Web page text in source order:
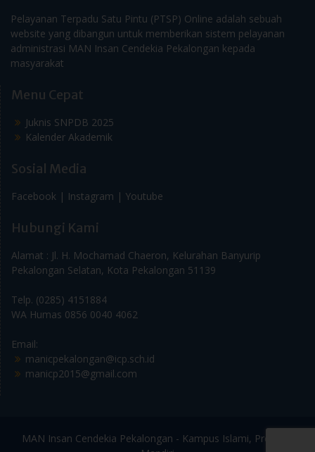
Pelayanan Terpadu Satu Pintu (PTSP) Online adalah sebuah
website yang dibangun untuk memberikan sistem pelayanan
administrasi MAN Insan Cendekia Pekalongan kepada
masyarakat
Menu Cepat
Juknis SNPDB 2025
Kalender Akademik
Sosial Media
Facebook | Instagram | Youtube
Hubungi Kami
Alamat : Jl. H. Mochamad Chaeron, Kelurahan Banyurip
Pekalongan Selatan, Kota Pekalongan 51139
Telp. (0285) 4151884
WA Humas 0856 0040 4062
Email:
manicpekalongan@icp.sch.id
manicp2015@gmail.com
MAN Insan Cendekia Pekalongan - Kampus Islami, Prestasi,